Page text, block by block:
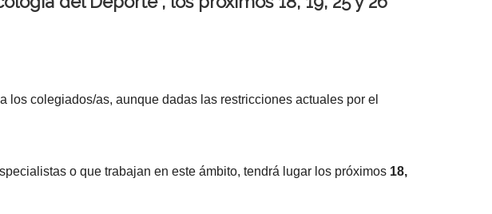
los colegiados/as, aunque dadas las restricciones actuales por el
o que trabajan en este ámbito, tendrá lugar los próximos 18,